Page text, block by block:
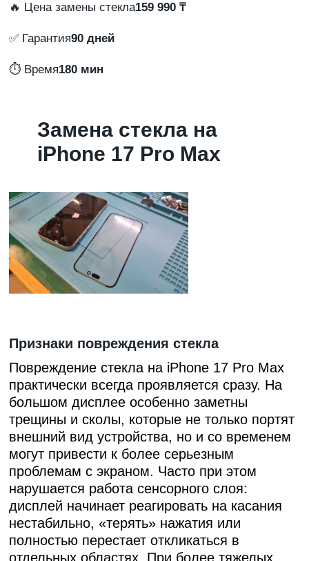
🔥 Цена замены стекла159 990 ₸
✅ Гарантия90 дней
⏱️ Время180 мин
Замена стекла на
iPhone 17 Pro Max
Признаки повреждения стекла
Повреждение стекла на iPhone 17 Pro Max
практически всегда проявляется сразу. На
большом дисплее особенно заметны
трещины и сколы, которые не только портят
внешний вид устройства, но и со временем
могут привести к более серьезным
проблемам с экраном. Часто при этом
нарушается работа сенсорного слоя:
дисплей начинает реагировать на касания
нестабильно, «терять» нажатия или
полностью перестает откликаться в
отдельных областях. При более тяжелых